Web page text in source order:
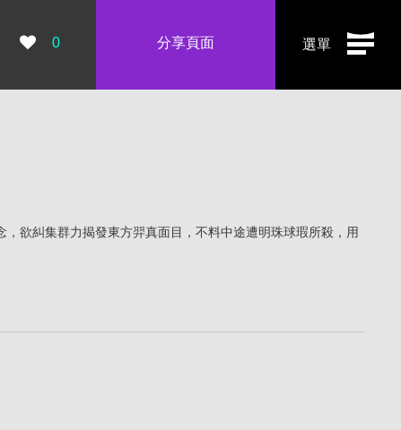
選單
瀏覽數：
0 分享頁面
欲糾集群力揭發東方羿真面目，不料中途遭明珠球瑕所殺，用